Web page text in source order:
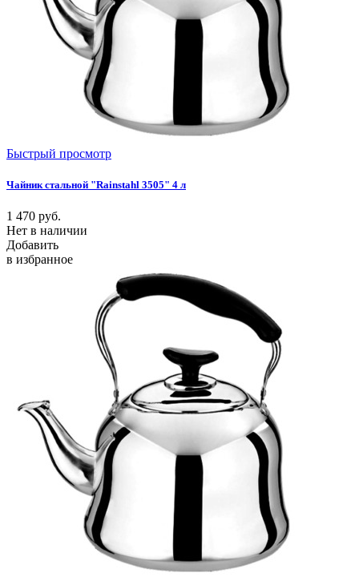
Быстрый просмотр
Чайник стальной "Rainstahl 3505" 4 л
1 470 руб.
Нет в наличии
Добавить
в избранное